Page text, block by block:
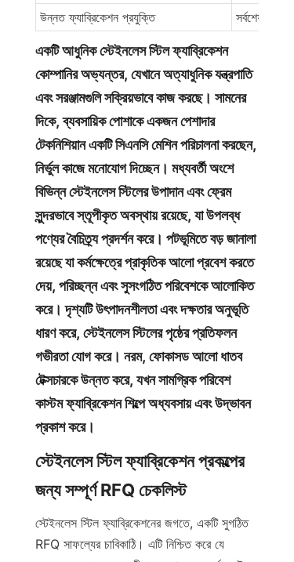
উন্নত ফ্যাব্রিকেশন প্রযুক্তি
সর্বশেষ
একটি আধুনিক স্টেইনলেস স্টিল ফ্যাব্রিকেশন
কোম্পানির অভ্যন্তর, যেখানে অত্যাধুনিক যন্ত্রপাতি
এবং সরঞ্জামগুলি সক্রিয়ভাবে কাজ করছে। সামনের
দিকে, ব্যবসায়িক পোশাকে একজন পেশাদার
টেকনিশিয়ান একটি সিএনসি মেশিন পরিচালনা করছেন,
নির্ভুল কাজে মনোযোগ দিচ্ছেন। মধ্যবর্তী অংশে
বিভিন্ন স্টেইনলেস স্টিলের উপাদান এবং ফ্রেম
সুন্দরভাবে স্তূপীকৃত অবস্থায় রয়েছে, যা উপলব্ধ
পণ্যের বৈচিত্র্য প্রদর্শন করে। পটভূমিতে বড় জানালা
রয়েছে যা কর্মক্ষেত্রে প্রাকৃতিক আলো প্রবেশ করতে
দেয়, পরিচ্ছন্ন এবং সুসংগঠিত পরিবেশকে আলোকিত
করে। দৃশ্যটি উৎপাদনশীলতা এবং দক্ষতার অনুভূতি
ধারণ করে, স্টেইনলেস স্টিলের পৃষ্ঠের প্রতিফলন
গভীরতা যোগ করে। নরম, ফোকাসড আলো ধাতব
টেক্সচারকে উন্নত করে, যখন সামগ্রিক পরিবেশ
কাস্টম ফ্যাব্রিকেশন শিল্পে অধ্যবসায় এবং উদ্ভাবন
প্রকাশ করে।
স্টেইনলেস স্টিল ফ্যাব্রিকেশন প্রকল্পের
জন্য সম্পূর্ণ RFQ চেকলিস্ট
স্টেইনলেস স্টিল ফ্যাব্রিকেশনের জগতে, একটি সুগঠিত
RFQ সাফল্যের চাবিকাঠি। এটি নিশ্চিত করে যে